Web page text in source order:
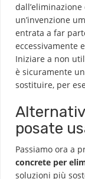
un’invenzione
entrata a far
eccessivamente
Iniziare a non
è sicuramente
sostituire, per
posate
Passiamo ora a
concrete per
soluzioni più